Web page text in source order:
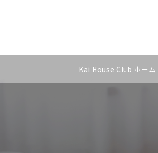
Kai House Club ホーム